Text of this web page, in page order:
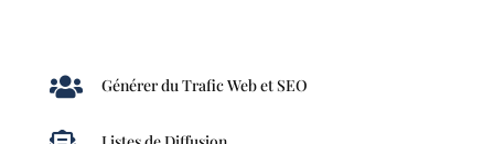
 Générer du Trafic Web et SEO